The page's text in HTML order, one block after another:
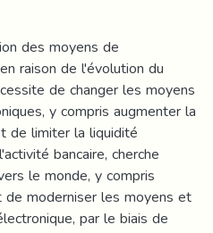
des moyens de
raison de l'évolution du
de changer les moyens
y compris augmenter la
de limiter la liquidité
bancaire, cherche
le monde, y compris
moderniser les moyens et
par le biais de